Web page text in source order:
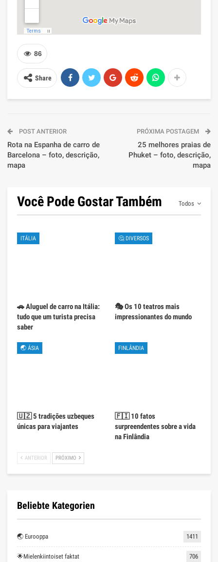
86
Share
POST ANTERIOR
Rota na Espanha de carro de
Barcelona – foto, descrição,
mapa
PRÓXIMA POSTAGEM
25 melhores praias de
Phuket – foto, descrição,
mapa
Todos
Você Pode Gostar Também
ITÁLIA
🚗 Aluguel de carro na Itália:
tudo que um turista precisa
saber
🤔 DIVERSOS
🎭 Os 10 teatros mais
impressionantes do mundo
🌏 ÁSIA
🇺🇿 5 tradições uzbeques
únicas para viajantes
FINLÂNDIA
🇫🇮 10 fatos
surpreendentes sobre a vida
na Finlândia
ANTERIOR PRÓXIMO
Beliebte Kategorien
🌏 Eurooppa 1411
🌟Mielenkiintoiset faktat 706